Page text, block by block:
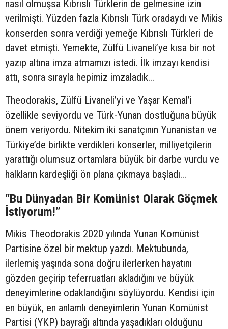
nasıl olmuşsa Kıbrıslı Türklerin de gelmesine izin
verilmişti. Yüzden fazla Kıbrıslı Türk oradaydı ve Mikis
konserden sonra verdiği yemeğe Kıbrıslı Türkleri de
davet etmişti. Yemekte, Zülfü Livaneli’ye kısa bir not
yazıp altına imza atmamızı istedi. İlk imzayı kendisi
attı, sonra sırayla hepimiz imzaladık...
Theodorakis, Zülfü Livaneli’yi ve Yaşar Kemal’i
özellikle seviyordu ve Türk-Yunan dostluğuna büyük
önem veriyordu. Nitekim iki sanatçının Yunanistan ve
Türkiye’de birlikte verdikleri konserler, milliyetçilerin
yarattığı olumsuz ortamlara büyük bir darbe vurdu ve
halkların kardeşliği ön plana çıkmaya başladı...
“Bu Dünyadan Bir Komünist Olarak Göçmek
İstiyorum!”
Mikis Theodorakis 2020 yılında Yunan Komünist
Partisine özel bir mektup yazdı. Mektubunda,
ilerlemiş yaşında sona doğru ilerlerken hayatını
gözden geçirip teferruatları akladığını ve büyük
deneyimlerine odaklandığını söylüyordu. Kendisi için
en büyük, en anlamlı deneyimlerin Yunan Komünist
Partisi (YKP) bayrağı altında yaşadıkları olduğunu